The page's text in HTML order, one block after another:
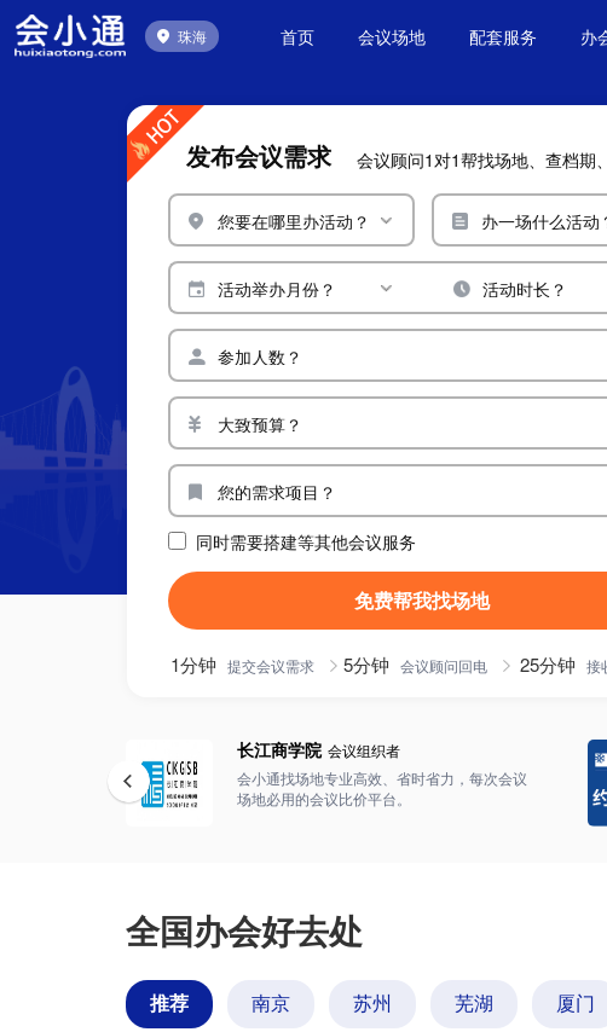
珠海 首页 会议场地 配套服务 办
发布会议需求 会议顾问1对1帮找场地、查档期
您要在哪里办活动？ 办一场什么活动
活动举办月份？ 活动时长？
参加人数？
大致预算？
您的需求项目？
同时需要搭建等其他会议服务
免费帮我找场地
1分钟 提交会议需求 5分钟 会议顾问回电 25分钟 接
长江商学院 会议组织者
会小通找场地专业高效、省时省力，每次会议
场地必用的会议比价平台。
全国办会好去处
推荐 南京 苏州 芜湖 厦门